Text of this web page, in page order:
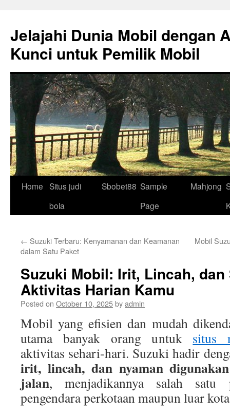
content
Jelajahi Dunia Mobil dengan
Kunci untuk Pemilik Mobil
Home Situs judi
bola
Sbobet88 Sample
Page
Mahjong
← Suzuki Terbaru: Kenyamanan dan Keamanan
dalam Satu Paket
Mobil
Suzuki Mobil: Irit, Lincah, dan
Aktivitas Harian Kamu
Posted on October 10, 2025byadmin
Mobil yang efisien dan mudah
utama banyak orang untuk situs
aktivitas sehari-hari. Suzuki hadir
irit, lincah, dan nyaman
jalan, menjadikannya salah
pengendara perkotaan maupun luar